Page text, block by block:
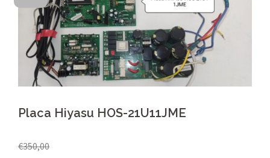
Placa Hiyasu HOS-21U11JME
€350,00